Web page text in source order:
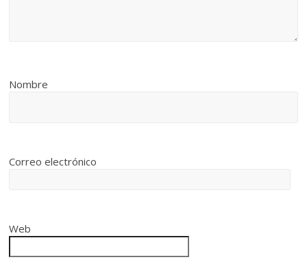
Nombre
Correo electrónico
Web